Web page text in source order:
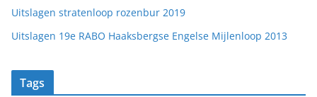
Uitslagen stratenloop rozenbur 2019
Uitslagen 19e RABO Haaksbergse Engelse Mijlenloop 2013
Tags